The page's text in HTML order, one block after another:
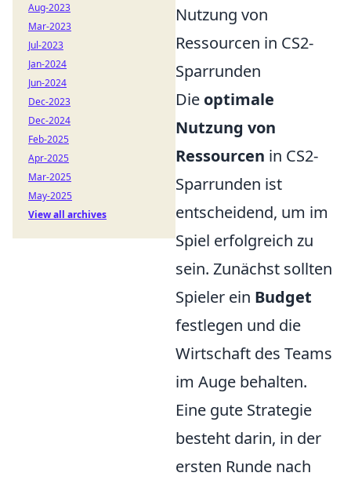
Nutzung von
Ressourcen in CS2-
Sparrunden
Die optimale
Nutzung von
Ressourcen in CS2-
Sparrunden ist
entscheidend, um im
Spiel erfolgreich zu
sein. Zunächst sollten
Spieler ein Budget
festlegen und die
Wirtschaft des Teams
im Auge behalten.
Eine gute Strategie
besteht darin, in der
ersten Runde nach
Aug-2023
Mar-2023
Jul-2023
Jan-2024
Jun-2024
Dec-2023
Dec-2024
Feb-2025
Apr-2025
Mar-2025
May-2025
View all archives